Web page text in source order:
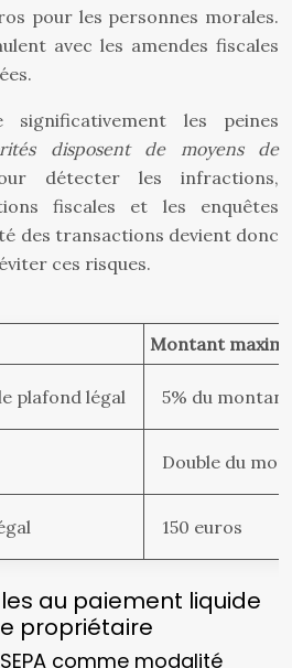
pour les personnes morales.
avec les amendes fiscales
significativement les peines
disposent de moyens de
détecter les infractions,
fiscales et les enquêtes
des transactions devient donc
ces risques.
Montant
plafond légal 5% du montant
Double du
150 euros
au paiement liquide
propriétaire
comme modalité